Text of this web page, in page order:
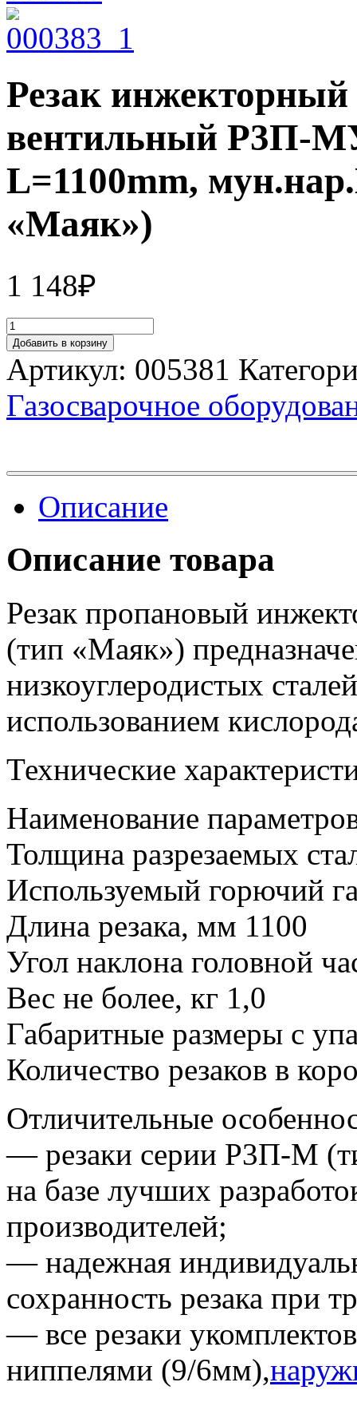
Резак
вентильный Р3П-
L=1100mm,
«Маяк»)
1 148₽
Добавить в корзину
Артикул: 005381
Газосварочное
Описание
Описание товара
Резак пропановый
(тип «Маяк»)
низкоуглеродистых
использованием
Технические
Наименование
Толщина разрезаемых
Используемый горючий
Длина резака, мм 1100
Угол наклона головной
Вес не более, кг 1,0
Габаритные размеры с
Количество резаков в
Отличительные
— резаки серии Р3П-М
на базе лучших
производителей;
— надежная
сохранность резака при
— все резаки
ниппелями (9/6мм),